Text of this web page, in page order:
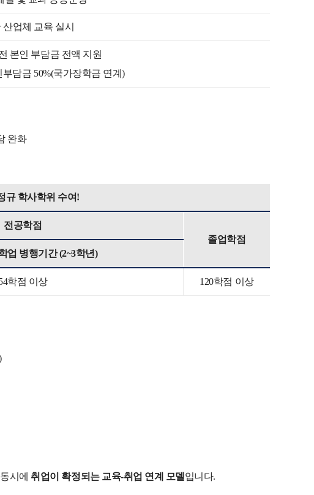
업체 교육 실시
본인 부담금 전액 지원
부담금 50%(국가장학금 연계)
완화
규 학사학위 수여!
전공학점
졸업학점
업 병행기간 (2~3학년)
학점 이상 120학점 이상
시에 취업이 확정되는 교육-취업 연계 모델 입니다.